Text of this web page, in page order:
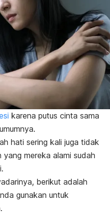
karena putus cinta sama
hati sering kali juga tidak
mereka alami sudah
berikut adalah
gunakan untuk